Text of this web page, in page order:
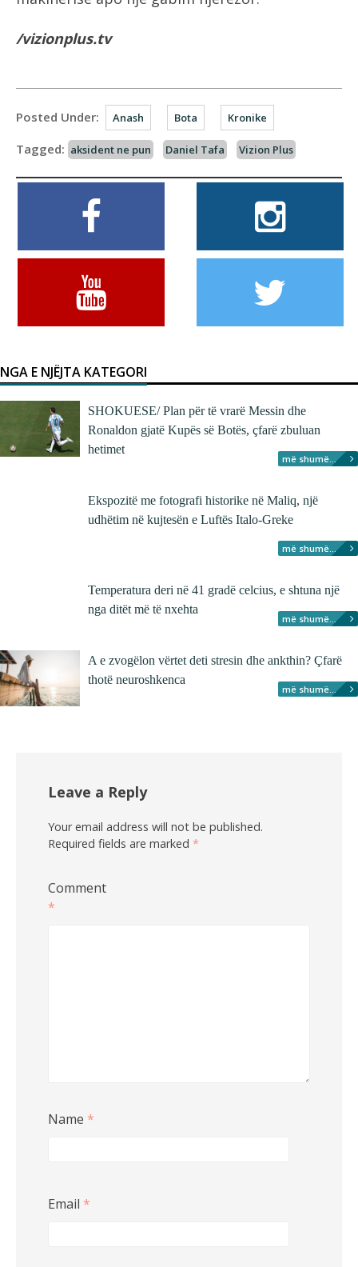
/vizionplus.tv
Posted Under: Anash Bota Kronike
Tagged: aksident ne pun Daniel Tafa Vizion Plus
NGA E NJËJTA KATEGORI
SHOKUESE/ Plan për të vrarë Messin dhe
Ronaldon gjatë Kupës së Botës, çfarë zbuluan
hetimet
më shumë...
Ekspozitë me fotografi historike në Maliq, një
udhëtim në kujtesën e Luftës Italo-Greke
më shumë...
Temperatura deri në 41 gradë celcius, e shtuna një
nga ditët më të nxehta
më shumë...
A e zvogëlon vërtet deti stresin dhe ankthin? Çfarë
thotë neuroshkenca
më shumë...
Leave a Reply
Your email address will not be published.
Required fields are marked *
Comment
*
Name *
Email *